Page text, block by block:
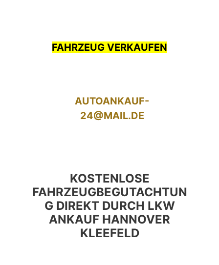
FAHRZEUG VERKAUFEN
AUTOANKAUF-
24@MAIL.DE
KOSTENLOSE
FAHRZEUGBEGUTACHTUN
G DIREKT DURCH LKW
ANKAUF HANNOVER
KLEEFELD